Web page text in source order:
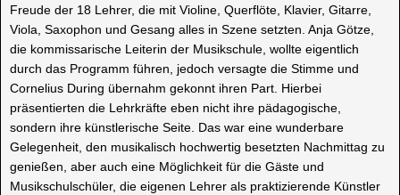
Freude der 18 Lehrer, die mit Violine, Querflöte, Klavier, Gitarre,
Viola, Saxophon und Gesang alles in Szene setzten. Anja Götze,
die kommissarische Leiterin der Musikschule, wollte eigentlich
durch das Programm führen, jedoch versagte die Stimme und
Cornelius During übernahm gekonnt ihren Part. Hierbei
präsentierten die Lehrkräfte eben nicht ihre pädagogische,
sondern ihre künstlerische Seite. Das war eine wunderbare
Gelegenheit, den musikalisch hochwertig besetzten Nachmittag zu
genießen, aber auch eine Möglichkeit für die Gäste und
Musikschulschüler, die eigenen Lehrer als praktizierende Künstler